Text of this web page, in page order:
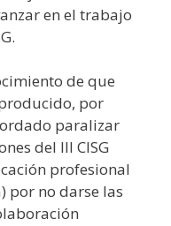
en el trabajo
de que
por
paralizar
del III CISG
profesional
por no darse las